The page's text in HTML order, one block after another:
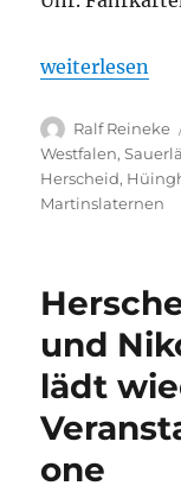
„Sauerländer
weiterlesen
Autor
Ralf Reineke
Westfalen,
Herscheid,
Martinslaternen
und
lädt
one